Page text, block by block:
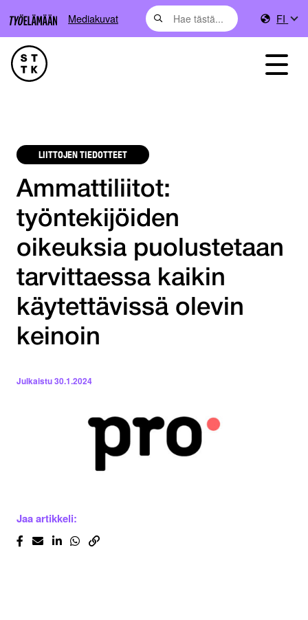
Mediakuvat FI
LIITTOJEN TIEDOTTEET
Ammattiliitot:
työntekijöiden
oikeuksia puolustetaan
tarvittaessa kaikin
käytettävissä olevin
keinoin
Julkaistu30.1.2024
Jaa artikkeli: